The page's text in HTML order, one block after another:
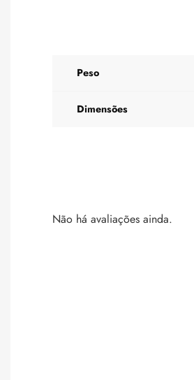
Peso
Dimensões
Não há avaliações ainda.